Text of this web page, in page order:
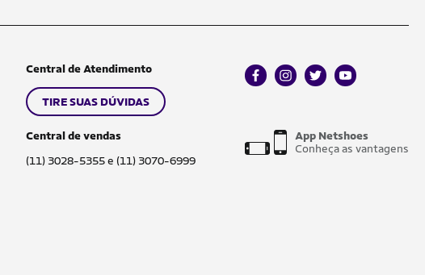
Central de Atendimento
TIRE SUAS DÚVIDAS
Central de vendas
(11) 3028-5355 e (11) 3070-6999
facebookinstagram
twitteryoutube
App Netshoes
Conheça as vantagens